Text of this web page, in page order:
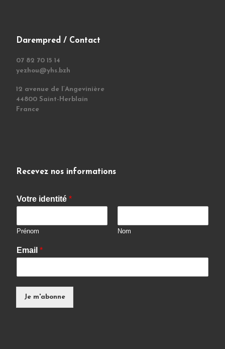
Darempred / Contact
07 82 70 15 14
yezhou@yhs.bzh
12 avenue de l’Angevinière
44800 Saint-Herblain
France
Recevez nos informations
Votre identité *
Prénom Nom
Email *
Je m'abonne